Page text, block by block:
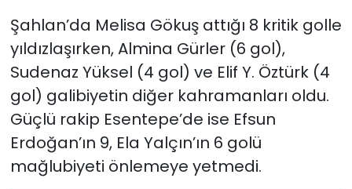
Şahlan’da Melisa Gökuş attığı 8 kritik golle
yıldızlaşırken, Almina Gürler (6 gol),
Sudenaz Yüksel (4 gol) ve Elif Y. Öztürk (4
gol) galibiyetin diğer kahramanları oldu.
Güçlü rakip Esentepe’de ise Efsun
Erdoğan’ın 9, Ela Yalçın’ın 6 golü
mağlubiyeti önlemeye yetmedi.